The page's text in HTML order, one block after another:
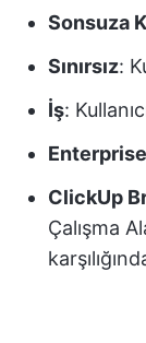
Sonsuza
Sınırsız:
İş:
Enterprise
ClickUp
Çalışma